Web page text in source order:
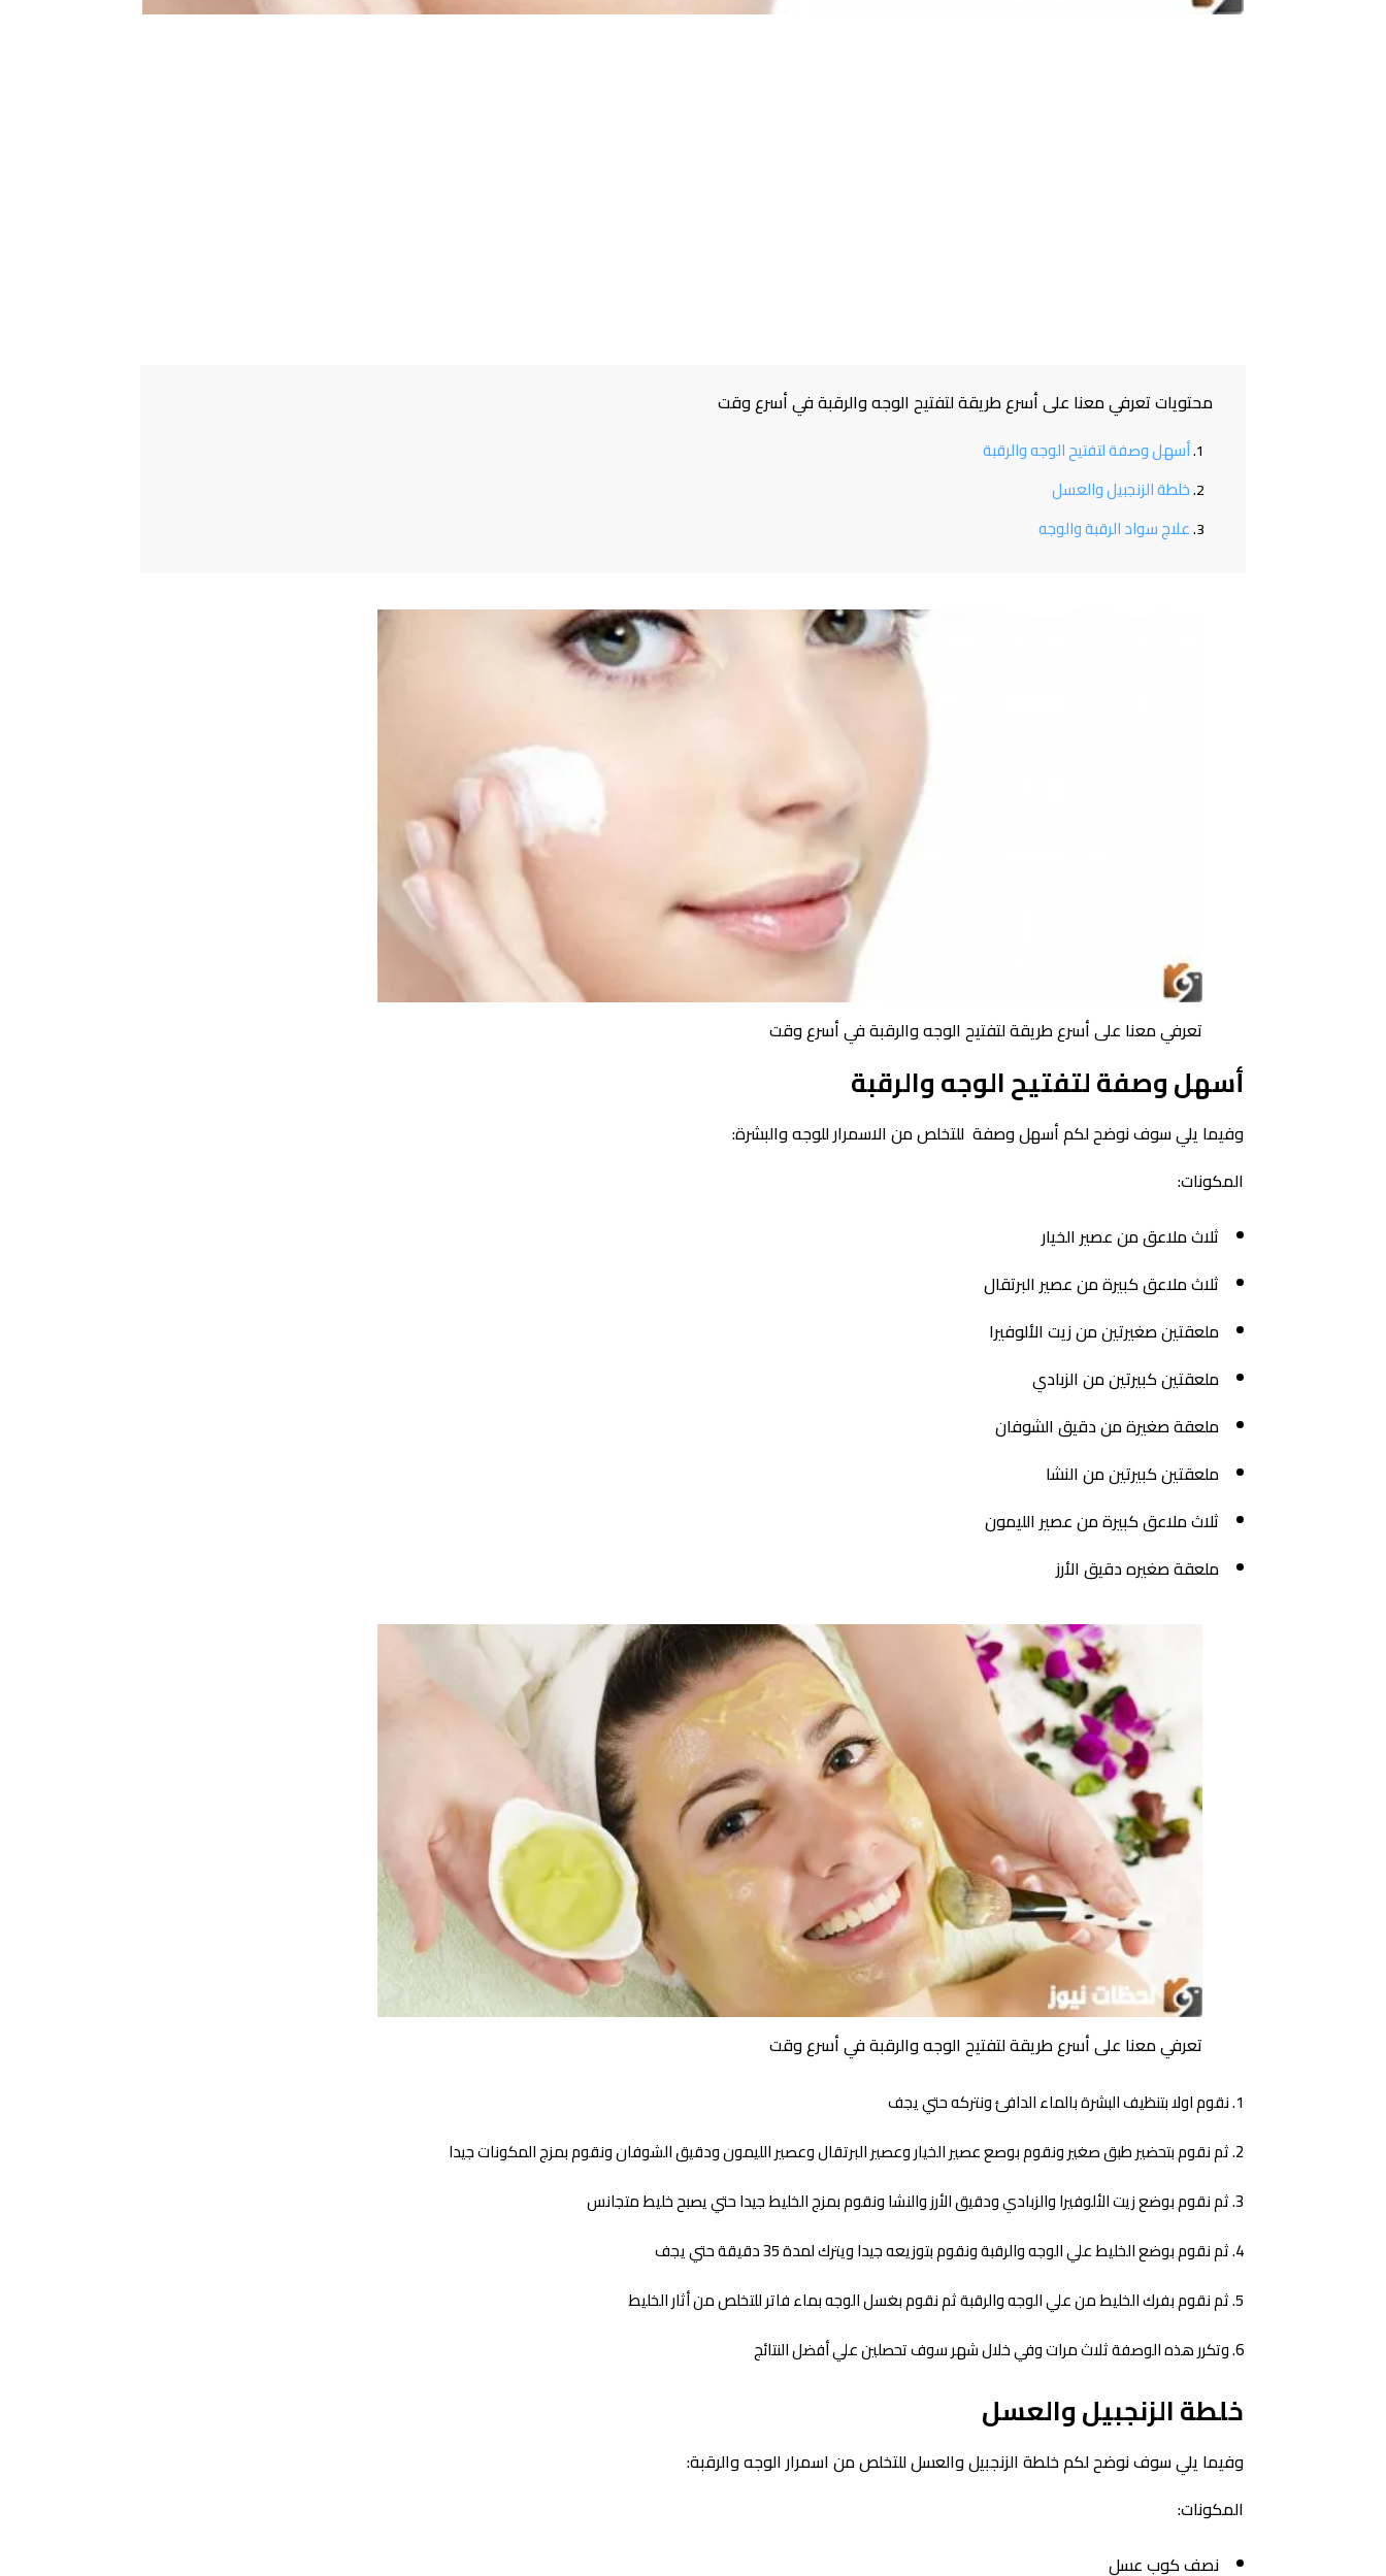
محتويات تعرفي معنا على أسرع طريقة لتفتيح الوجه والرقبة في أسرع وقت
أسهل وصفة لتفتيح الوجه والرقبة
خلطة الزنجبيل والعسل
علاج سواد الرقبة والوجه
تعرفي معنا على أسرع طريقة لتفتيح الوجه والرقبة في أسرع وقت
أسهل وصفة لتفتيح الوجه والرقبة
وفيما يلي سوف نوضح لكم أسهل وصفة للتخلص من الاسمرار للوجه والبشرة:
المكونات:
ثلاث ملاعق من عصير الخيار
ثلاث ملاعق كبيرة من عصير البرتقال
ملعقتين صغيرتين من زيت الألوفيرا
ملعقتين كبيرتين من الزبادي
ملعقة صغيرة من دقيق الشوفان
ملعقتين كبيرتين من النشا
ثلاث ملاعق كبيرة من عصير الليمون
ملعقة صغيره دقيق الأرز
تعرفي معنا على أسرع طريقة لتفتيح الوجه والرقبة في أسرع وقت
نقوم اولا بتنظيف البشرة بالماء الدافئ ونتركه حتي يجف
ثم نقوم بتحضير طبق صغير ونقوم بوصع عصير الخيار وعصير البرتقال وعصير الليمون ودقيق الشوفان ونقوم بمزج المكونات جيدا
ثم نقوم بوضع زيت الألوفيرا والزبادي ودقيق الأرز والنشا ونقوم بمزج الخليط جيدا حتي يصبح خليط متجانس
ثم نقوم بوضع الخليط علي الوجه والرقبة ونقوم بتوزيعه جيدا ويترك لمدة 35 دقيقة حتي يجف
ثم نقوم بفرك الخليط من علي الوجه والرقبة ثم نقوم بغسل الوجه بماء فاتر للتخلص من أثار الخليط
وتكرر هذه الوصفة ثلاث مرات وفي خلال شهر سوف تحصلين علي أفضل النتائج
خلطة الزنجبيل والعسل
وفيما يلي سوف نوضح لكم خلطة الزنجبيل والعسل للتخلص من اسمرار الوجه والرقبة:
المكونات:
نصف كوب عسل